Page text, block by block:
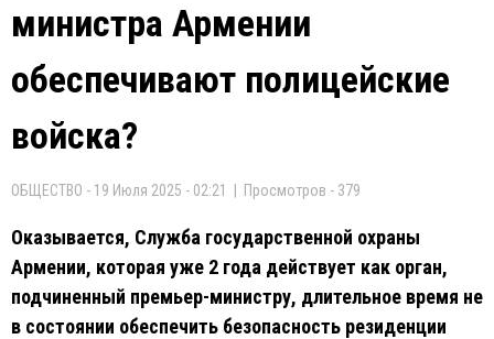
министра Армении
обеспечивают полицейские
войска?
ОБЩЕСТВО - 19 Июля 2025 - 02:21 | Просмотров - 379
Оказывается, Служба государственной охраны
Армении, которая уже 2 года действует как орган,
подчиненный премьер-министру, длительное время не
в состоянии обеспечить безопасность резиденции